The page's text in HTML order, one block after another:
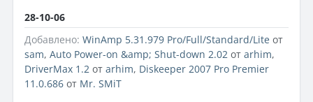
28-10-06
Добавлено: WinAmp 5.31.979 Pro/Full/Standard/Lite от
sam, Auto Power-on &amp; Shut-down 2.02 от arhim,
DriverMax 1.2 от arhim, Diskeeper 2007 Pro Premier
11.0.686 от Mr. SMiT